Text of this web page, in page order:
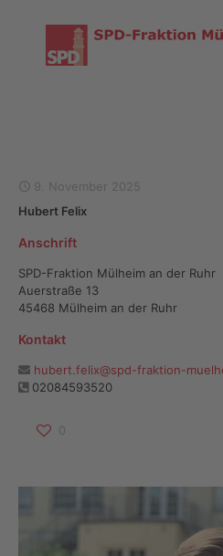
9. November 2025
Hubert Felix
Anschrift
SPD-Fraktion Mülheim an der Ruhr
Auerstraße 13
45468 Mülheim an der Ruhr
Kontakt
hubert.felix@spd-fraktion-
02084593520
0